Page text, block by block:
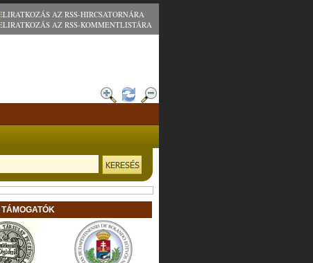
AZ RSS-HIRCSATORNÁRA
AZ RSS-KOMMENTLISTÁRA